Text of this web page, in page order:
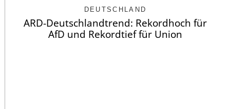
DEUTSCHLAND
ARD-Deutschlandtrend: Rekordhoch für
AfD und Rekordtief für Union